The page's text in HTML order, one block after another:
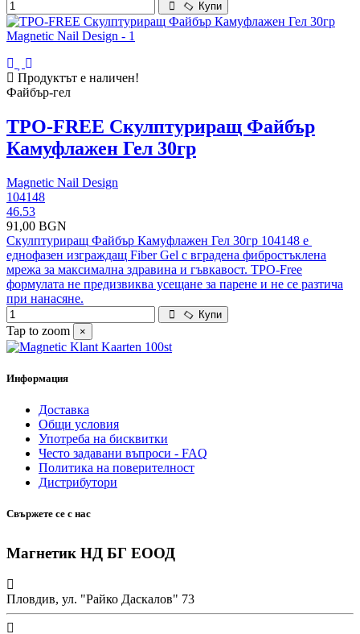
Купи
Продуктът е наличен!
Файбър-гел
TPO-FREE Скулптуриращ Файбър
Камуфлажен Гел 30гр
Magnetic Nail Design
104148
46.53
91,00 BGN
Скулптуриращ Файбър Камуфлажен Гел 30гр 104148 е
еднофазен изграждащ Fiber Gel с вградена фибростъклена
мрежа за максимална здравина и гъвкавост. TPO-Free
формулата не предизвиква усещане за парене и не се разтича
при нанасяне.
Купи
Tap to zoom ×
Информация
Доставка
Общи условия
Употреба на бисквитки
Често задавани въпроси - FAQ
Политика на поверителност
Дистрибутори
Свържете се с нас
Магнетик НД БГ ЕООД
Пловдив, ул. "Райко Даскалов" 73